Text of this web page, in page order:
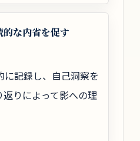
な内省を促す
記録し、自己洞察を
りによって影への理